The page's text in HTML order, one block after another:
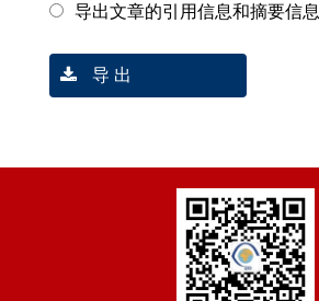
导出文章的引用信息和摘要信息
导 出